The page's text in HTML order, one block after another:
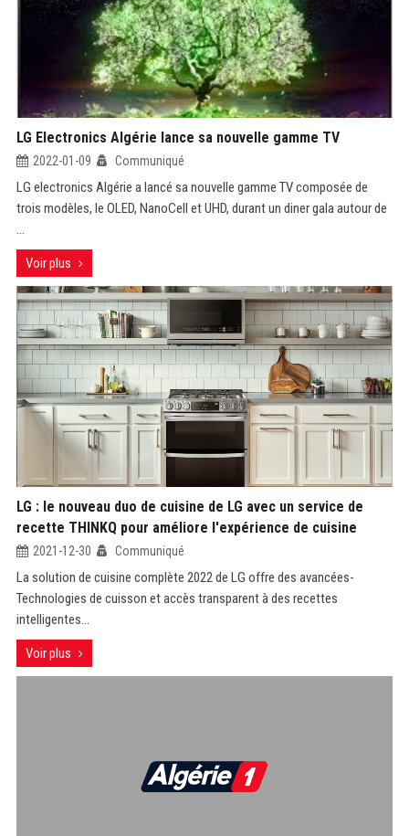
LG Electronics Algérie lance sa nouvelle gamme TV
2022-01-09 Communiqué
LG electronics Algérie a lancé sa nouvelle gamme TV composée de
trois modèles, le OLED, NanoCell et UHD, durant un diner gala autour de
...
Voir plus
LG : le nouveau duo de cuisine de LG avec un service de
recette THINKQ pour améliore l'expérience de cuisine
2021-12-30 Communiqué
La solution de cuisine complète 2022 de LG offre des avancées-
Technologies de cuisson et accès transparent à des recettes
intelligentes...
Voir plus